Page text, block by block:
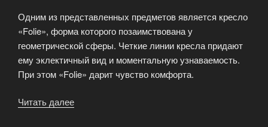
Одним из представленных предметов является кресло
«Folie», форма которого позаимствована у
геометрической сферы. Четкие линии кресла придают
ему эклектичный вид и моментальную узнаваемость.
При этом «Folie» дарит чувство комфорта.
Читать далее